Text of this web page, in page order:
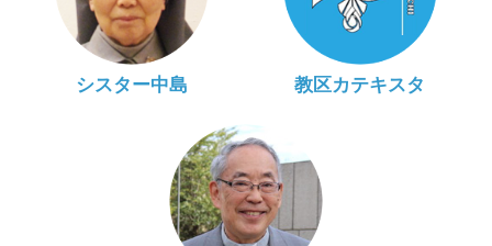
シスター中島 教区カテキスタ